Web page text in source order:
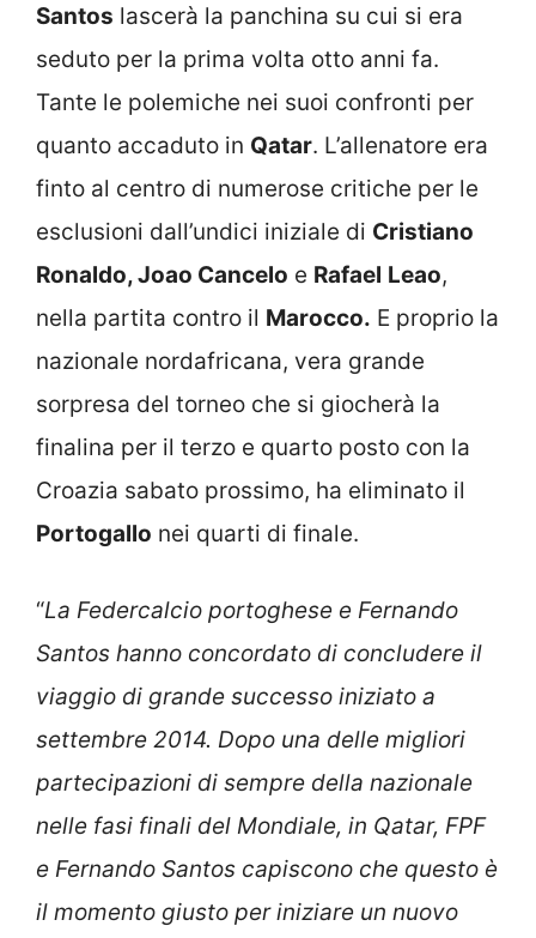
Santos lascerà la panchina su cui si era
seduto per la prima volta otto anni fa.
Tante le polemiche nei suoi confronti per
quanto accaduto in Qatar. L’allenatore era
finto al centro di numerose critiche per le
esclusioni dall’undici iniziale di Cristiano
Ronaldo, Joao Cancelo e Rafael Leao,
nella partita contro il Marocco. E proprio la
nazionale nordafricana, vera grande
sorpresa del torneo che si giocherà la
finalina per il terzo e quarto posto con la
Croazia sabato prossimo, ha eliminato il
Portogallo nei quarti di finale.
“La Federcalcio portoghese e Fernando
Santos hanno concordato di concludere il
viaggio di grande successo iniziato a
settembre 2014. Dopo una delle migliori
partecipazioni di sempre della nazionale
nelle fasi finali del Mondiale, in Qatar, FPF
e Fernando Santos capiscono che questo è
il momento giusto per iniziare un nuovo